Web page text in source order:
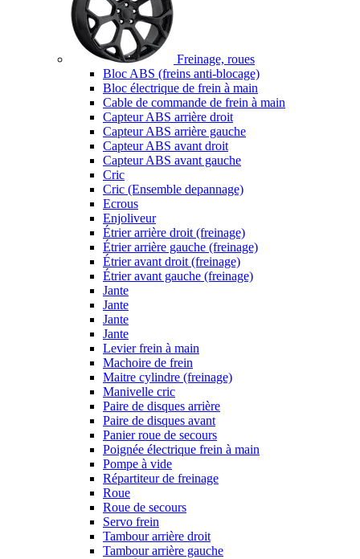
Freinage, roues
Bloc ABS (freins anti-blocage)
Bloc électrique de frein à main
Cable de commande de frein à main
Capteur ABS arrière droit
Capteur ABS arrière gauche
Capteur ABS avant droit
Capteur ABS avant gauche
Cric
Cric (Ensemble depannage)
Ecrous
Enjoliveur
Étrier arrière droit (freinage)
Étrier arrière gauche (freinage)
Étrier avant droit (freinage)
Étrier avant gauche (freinage)
Jante
Jante
Jante
Jante
Levier frein à main
Machoire de frein
Maitre cylindre (freinage)
Manivelle cric
Paire de disques arrière
Paire de disques avant
Panier roue de secours
Poignée électrique frein à main
Pompe à vide
Répartiteur de freinage
Roue
Roue de secours
Servo frein
Tambour arrière droit
Tambour arrière gauche